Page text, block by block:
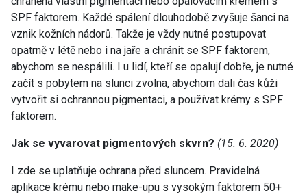
SPF faktorem. Každé spálení dlouhodobě zvyšuje šanci na
vznik kožních nádorů. Takže je vždy nutné postupovat
opatrně v létě nebo i na jaře a chránit se SPF faktorem,
abychom se nespálili. I u lidí, kteří se opalují dobře, je nutné
začít s pobytem na slunci zvolna, abychom dali čas kůži
vytvořit si ochrannou pigmentaci, a používat krémy s SPF
faktorem.
Jak se vyvarovat pigmentových skvrn? (15. 6. 2020)
I zde se uplatňuje ochrana před sluncem. Pravidelná
aplikace krému nebo make-upu s vysokým faktorem 50+